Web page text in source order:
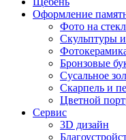
Оформление
Фото на
Скульптуры
Бронзовые
Сусальное
Скарпель и
Цветной
Сервис
3D дизайн